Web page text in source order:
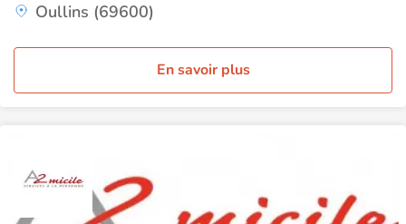
Oullins (69600)
En savoir plus